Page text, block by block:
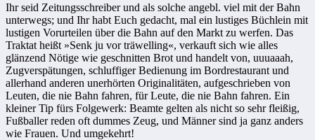
Ihr seid Zeitungsschreiber und als solche angebl. viel mit der Bahn
unter­wegs; und Ihr habt Euch gedacht, mal ein lustiges Büchlein mit
lustigen ­Vorurteilen über die Bahn auf den Markt zu werfen. Das
Traktat heißt »Senk ju vor träwelling«, verkauft sich wie alles
glänzend Nötige wie ge­schnitten Brot und handelt von, uuuaaah,
Zugverspätungen, schluffiger Bedienung im Bord­restaurant und
aller­hand anderen unerhörten Originali­täten, aufgeschrieben von
Leuten, die nie Bahn fahren, für Leute, die nie Bahn fahren. Ein
kleiner Tip fürs Folge­werk: Beamte gelten als nicht so sehr fleißig,
Fußballer reden oft dummes Zeug, und Männer sind ja ganz anders
wie Frauen. Und umgekehrt!